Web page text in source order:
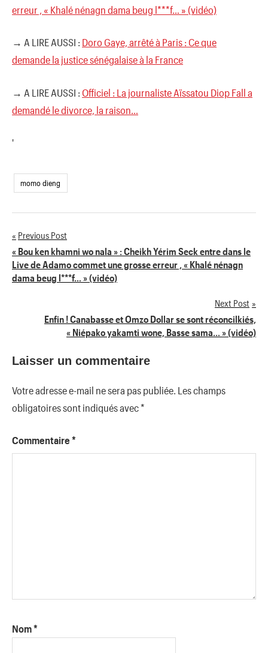
erreur , « Khalé nénagn dama beug l***f… » (vidéo)
→ A LIRE AUSSI : Doro Gaye, arrêté à Paris : Ce que
demande la justice sénégalaise à la France
→ A LIRE AUSSI : Officiel : La journaliste Aïssatou Diop Fall a
demandé le divorce, la raison…
'
momo dieng
Navigation
de
Previous Post
« Bou ken khamni wo nala » : Cheikh Yérim Seck entre dans le
Live de Adamo commet une grosse erreur , « Khalé nénagn
dama beug l***f… » (vidéo)
Next Post
Enfin ! Canabasse et Omzo Dollar se sont réconcilkiés,
« Niépako yakamti wone, Basse sama… » (vidéo)
Laisser un commentaire
Votre adresse e-mail ne sera pas publiée. Les champs
obligatoires sont indiqués avec*
Commentaire *
Nom*